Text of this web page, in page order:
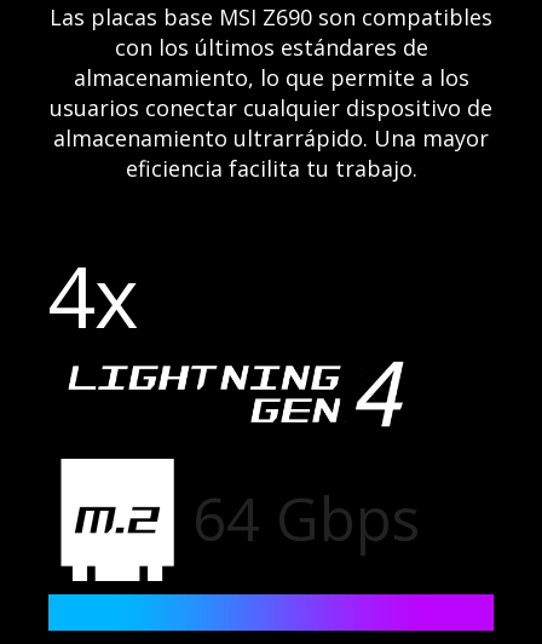
Las placas base MSI Z690 son compatibles
con los últimos estándares de
almacenamiento, lo que permite a los
usuarios conectar cualquier dispositivo de
almacenamiento ultrarrápido. Una mayor
eficiencia facilita tu trabajo.
4x
64 Gbps